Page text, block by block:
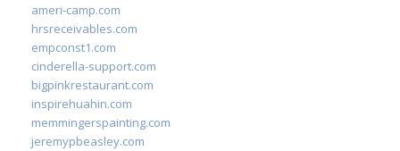
ameri-camp.com
hrsreceivables.com
empconst1.com
cinderella-support.com
bigpinkrestaurant.com
inspirehuahin.com
memmingerspainting.com
jeremypbeasley.com